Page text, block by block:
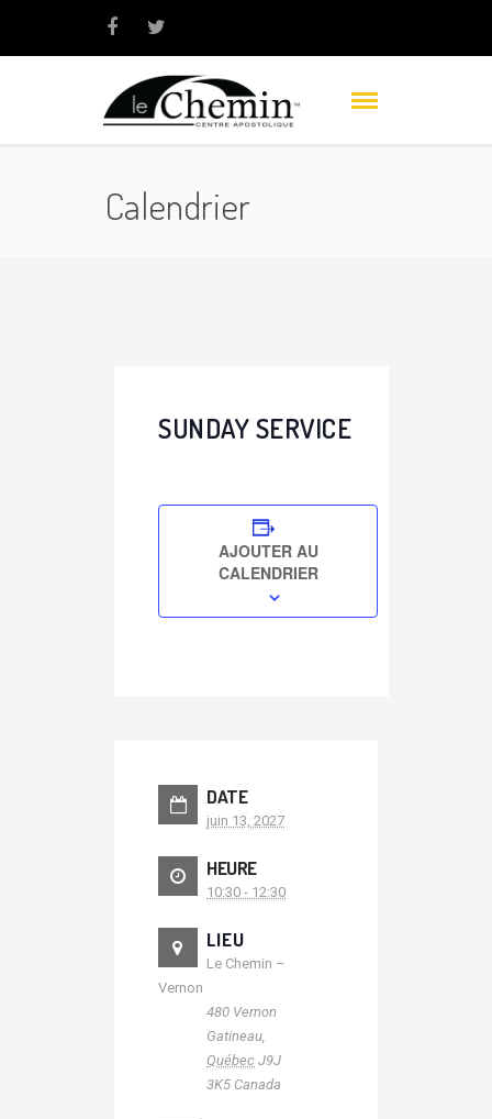
Calendrier
SUNDAY SERVICE
AJOUTER AU
CALENDRIER
DATE
juin 13, 2027
HEURE
10:30 - 12:30
LIEU
Le Chemin –
Vernon
480 Vernon
Gatineau,
Québec J9J
3K5 Canada